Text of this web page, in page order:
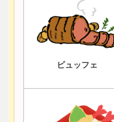
ビュッフェ